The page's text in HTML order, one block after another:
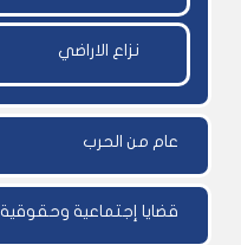
نزاع الاراضي
عام من الحرب
قضايا إجتماعية وحقوقية